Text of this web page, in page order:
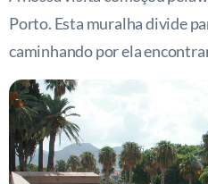
Porto. Esta muralha divide
caminhando por ela